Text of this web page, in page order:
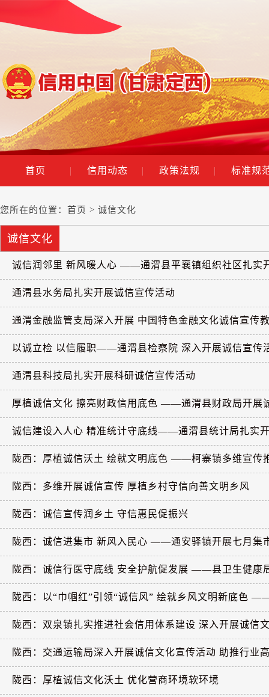
首页 | 信用动态 | 政策法规 | 标准规
您所在的位置： 首页 > 诚信文化
诚信文化
诚信润邻里 新风暖人心 ——通渭县平襄镇组织社区扎实
通渭县水务局扎实开展诚信宣传活动
通渭金融监管支局深入开展 中国特色金融文化诚信宣传
以诚立检 以信履职——通渭县检察院 深入开展诚信宣传
通渭县科技局扎实开展科研诚信宣传活动
厚植诚信文化 擦亮财政信用底色 ——通渭县财政局开展
诚信建设入人心 精准统计守底线——通渭县统计局扎实
陇西：厚植诚信沃土 绘就文明底色 ——柯寨镇多维宣传
陇西：多维开展诚信宣传 厚植乡村守信向善文明乡风
陇西：诚信宣传润乡土 守信惠民促振兴
陇西：诚信进集市 新风入民心 ——通安驿镇开展七月集
陇西：诚信行医守底线 安全护航促发展 ——县卫生健康
陇西：以“巾帼红”引领“诚信风” 绘就乡风文明新底色
陇西：双泉镇扎实推进社会信用体系建设 深入开展诚信
陇西：交通运输局深入开展诚信文化宣传活动 助推行业
陇西：厚植诚信文化沃土 优化营商环境软环境